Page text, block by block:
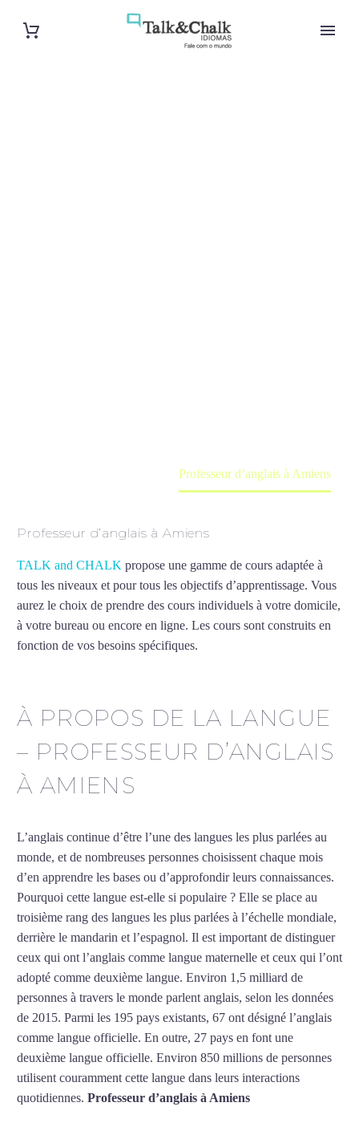
Professeur d’anglais à Amiens
Professeur d’anglais à Amiens
TALK and CHALK propose une gamme de cours adaptée à
tous les niveaux et pour tous les objectifs d’apprentissage. Vous
aurez le choix de prendre des cours individuels à votre domicile,
à votre bureau ou encore en ligne. Les cours sont construits en
fonction de vos besoins spécifiques.
À PROPOS DE LA LANGUE
– PROFESSEUR D’ANGLAIS
À AMIENS
L’anglais continue d’être l’une des langues les plus parlées au
monde, et de nombreuses personnes choisissent chaque mois
d’en apprendre les bases ou d’approfondir leurs connaissances.
Pourquoi cette langue est-elle si populaire ? Elle se place au
troisième rang des langues les plus parlées à l’échelle mondiale,
derrière le mandarin et l’espagnol. Il est important de distinguer
ceux qui ont l’anglais comme langue maternelle et ceux qui l’ont
adopté comme deuxième langue. Environ 1,5 milliard de
personnes à travers le monde parlent anglais, selon les données
de 2015. Parmi les 195 pays existants, 67 ont désigné l’anglais
comme langue officielle. En outre, 27 pays en font une
deuxième langue officielle. Environ 850 millions de personnes
utilisent couramment cette langue dans leurs interactions
quotidiennes. Professeur d’anglais à Amiens